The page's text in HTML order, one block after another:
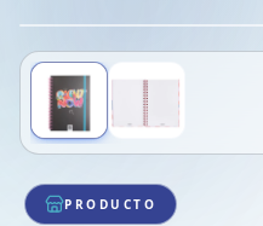
1/2
PRODUCTO